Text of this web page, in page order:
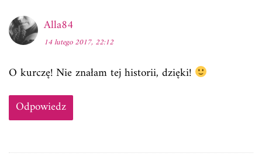
Alla84
14 lutego 2017, 22:12
O kurczę! Nie znałam tej historii, dzięki!
Odpowiedz